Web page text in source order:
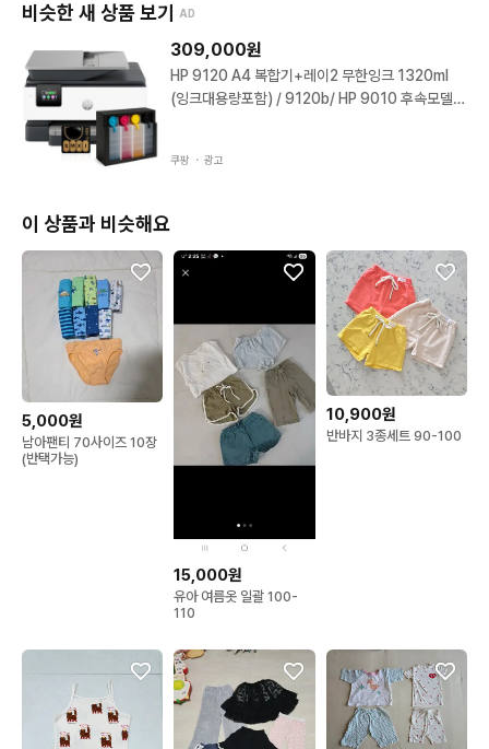
비슷한 새 상품 보기 AD
309,000원
HP 9120 A4 복합기+레이2 무한잉크 1320ml
(잉크대용량포함) / 9120b/ HP 9010 후속모델 H
쿠팡 ・ 광고
이 상품과 비슷해요
5,000원
남아팬티 70사이즈 10장
(반택가능)
15,000원
유아 여름옷 일괄 100-
110
10,900원
반바지 3종세트 90-100